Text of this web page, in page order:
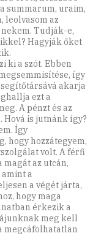
summarum, uraim,
leolvasom az
Tudják-e,
Hagyják őket
ki a szót. Ebben
így
akarja
ezt a
A pénzt és az
Hová is jutnánk így?
Így
hogy hozzátegyem,
volt. A férfi
az utcán,
a
a végét járta,
hogy maga
érkezik a
meg kell
megcáfolhatatlan